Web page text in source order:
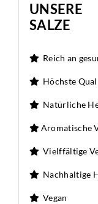
UNSERE
SALZE
Reich an
Höchste
Natürliche
Aromatische
Vielffältige
Nachhaltige
Vegan